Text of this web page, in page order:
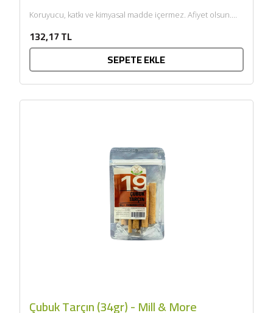
Koruyucu, katkı ve kimyasal madde içermez. Afiyet olsun....
132,17 TL
SEPETE EKLE
Çubuk Tarçın (34gr) - Mill & More